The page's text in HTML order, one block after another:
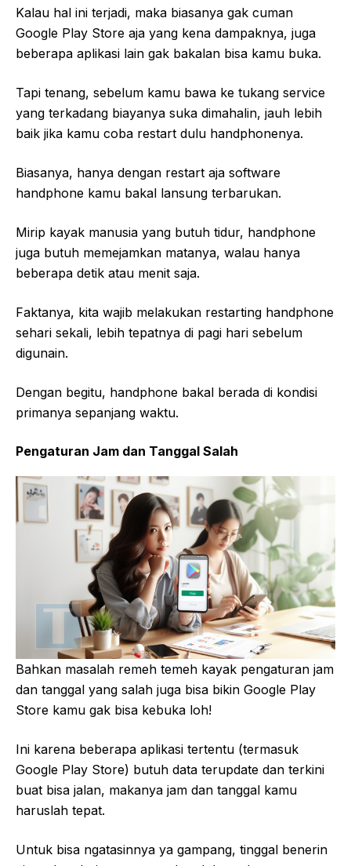
Kalau hal ini terjadi, maka biasanya gak cuman
Google Play Store aja yang kena dampaknya, juga
beberapa aplikasi lain gak bakalan bisa kamu buka.
Tapi tenang, sebelum kamu bawa ke tukang service
yang terkadang biayanya suka dimahalin, jauh lebih
baik jika kamu coba restart dulu handphonenya.
Biasanya, hanya dengan restart aja software
handphone kamu bakal lansung terbarukan.
Mirip kayak manusia yang butuh tidur, handphone
juga butuh memejamkan matanya, walau hanya
beberapa detik atau menit saja.
Faktanya, kita wajib melakukan restarting handphone
sehari sekali, lebih tepatnya di pagi hari sebelum
digunain.
Dengan begitu, handphone bakal berada di kondisi
primanya sepanjang waktu.
Pengaturan Jam dan Tanggal Salah
Bahkan masalah remeh temeh kayak pengaturan jam
dan tanggal yang salah juga bisa bikin Google Play
Store kamu gak bisa kebuka loh!
Ini karena beberapa aplikasi tertentu (termasuk
Google Play Store) butuh data terupdate dan terkini
buat bisa jalan, makanya jam dan tanggal kamu
haruslah tepat.
Untuk bisa ngatasinnya ya gampang, tinggal benerin